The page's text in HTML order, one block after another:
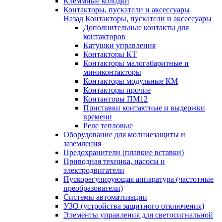
Контакторы, пускатели и аксессуары
Назад Контакторы, пускатели и аксессуары
Дополнительные контакты для
контакторов
Катушки управления
Контакторы КТ
Контакторы малогабаритные и
миниконтакторы
Контакторы модульные КМ
Контакторы прочие
Контанторы ПМ12
Приставки контактные и выдержки
времени
Реле тепловые
Оборудование для молниезащиты и
заземления
Предохранители (плавкие вставки)
Приводная техника, насосы и
электродвигатели
Пускорегулирующая аппаратура (частотные
преобразователи)
Системы автоматизации
УЗО (устройства защитного отключения)
Элементы управления для светосигнальной